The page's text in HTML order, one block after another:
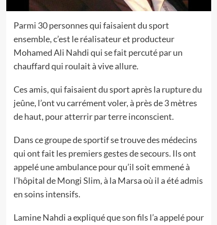
Parmi 30 personnes qui faisaient du sport
ensemble, c’est le réalisateur et producteur
Mohamed Ali Nahdi qui se fait percuté par un
chauffard qui roulait à vive allure.
Ces amis, qui faisaient du sport après la rupture du
jeûne, l’ont vu carrément voler, à près de 3 mètres
de haut, pour atterrir par terre inconscient.
Dans ce groupe de sportif se trouve des médecins
qui ont fait les premiers gestes de secours. Ils ont
appelé une ambulance pour qu’il soit emmené à
l’hôpital de Mongi Slim, à la Marsa où il a été admis
en soins intensifs.
Lamine Nahdi a expliqué que son fils l’a appelé pour